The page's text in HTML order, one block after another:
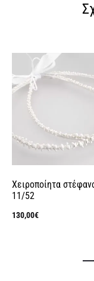
Χειροποίητα
11/52
130,00€